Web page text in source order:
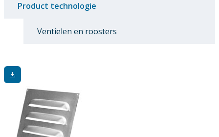
Product technologie
Ventielen en roosters